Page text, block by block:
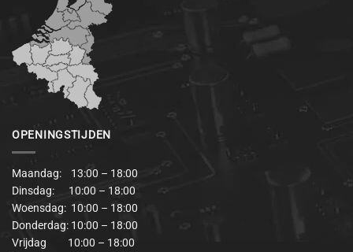
OPENINGSTIJDEN
Maandag: 13:00 – 18:00
Dinsdag: 10:00 – 18:00
Woensdag: 10:00 – 18:00
Donderdag: 10:00 – 18:00
Vrijdag 10:00 – 18:00